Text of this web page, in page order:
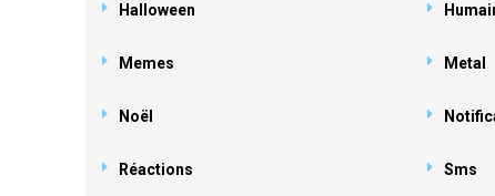
Halloween
Memes Metal
Noël
Réactions Sms